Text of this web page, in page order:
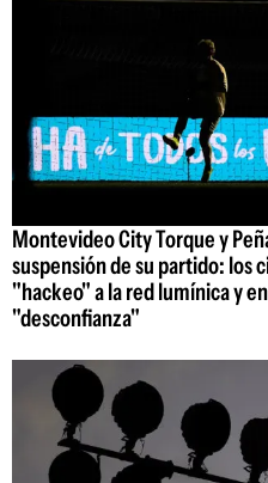
Montevideo City Torque y
suspensión de su partido: los
"hackeo" a la red lumínica y
"desconfianza"